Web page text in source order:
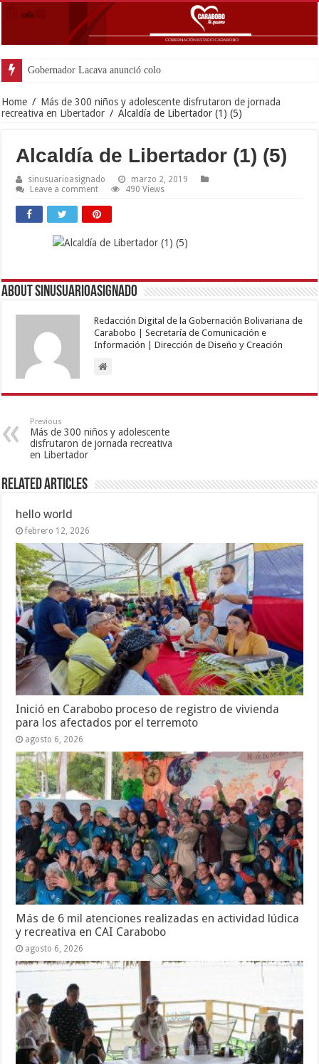
Gobernador Lacava anunció colocación de más
Home / Más de 300 niños y adolescente disfrutaron de jornada
recreativa en Libertador / Alcaldía de Libertador (1) (5)
Alcaldía de Libertador (1) (5)
sinusuarioasignado
marzo 2, 2019
Leave a comment
490 Views
About sinusuarioasignado
Redacción Digital de la Gobernación Bolivariana de
Carabobo | Secretaría de Comunicación e
Información | Dirección de Diseño y Creación
Previous
Más de 300 niños y adolescente
disfrutaron de jornada recreativa
en Libertador
Related Articles
hello world
febrero 12, 2026
Inició en Carabobo proceso de registro de vivienda
para los afectados por el terremoto
agosto 6, 2026
Más de 6 mil atenciones realizadas en actividad lúdica
y recreativa en CAI Carabobo
agosto 6, 2026